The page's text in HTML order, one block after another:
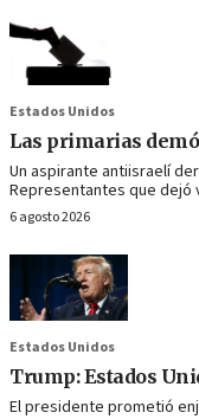
Estados Unidos
Las primarias
Un aspirante antiisraelí
Representantes que dejó
6 agosto 2026
Estados Unidos
Trump: Estados
El presidente prometió